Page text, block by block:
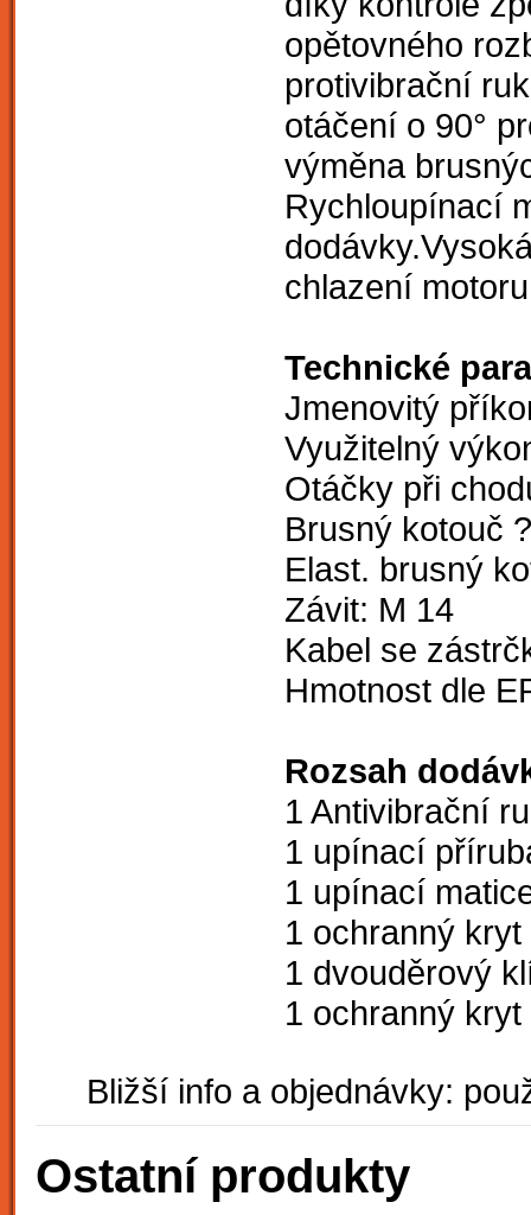
opětovného
protivibrační
otáčení o 90°
výměna
Rychloupínací
chlazení
Technické
Jmenovitý
Využitelný
Otáčky při
Brusný kotouč
Elast. brusný
Závit: M 14
Kabel se
Hmotnost dle
Rozsah
1 Antivibrační
1 upínací
1 upínací
1 ochranný kryt
1 dvouděrový
1 ochranný kryt
Bližší info a objednávky:
Ostatní produkty